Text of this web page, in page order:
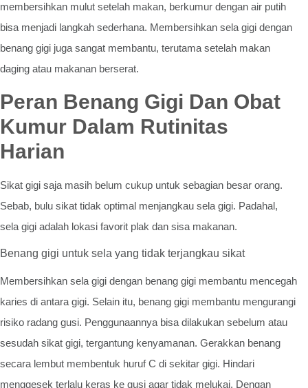
membersihkan mulut setelah makan, berkumur dengan air putih
bisa menjadi langkah sederhana. Membersihkan sela gigi dengan
benang gigi juga sangat membantu, terutama setelah makan
daging atau makanan berserat.
Peran Benang Gigi Dan Obat
Kumur Dalam Rutinitas
Harian
Sikat gigi saja masih belum cukup untuk sebagian besar orang.
Sebab, bulu sikat tidak optimal menjangkau sela gigi. Padahal,
sela gigi adalah lokasi favorit plak dan sisa makanan.
Benang gigi untuk sela yang tidak terjangkau sikat
Membersihkan sela gigi dengan benang gigi membantu mencegah
karies di antara gigi. Selain itu, benang gigi membantu mengurangi
risiko radang gusi. Penggunaannya bisa dilakukan sebelum atau
sesudah sikat gigi, tergantung kenyamanan. Gerakkan benang
secara lembut membentuk huruf C di sekitar gigi. Hindari
menggesek terlalu keras ke gusi agar tidak melukai. Dengan